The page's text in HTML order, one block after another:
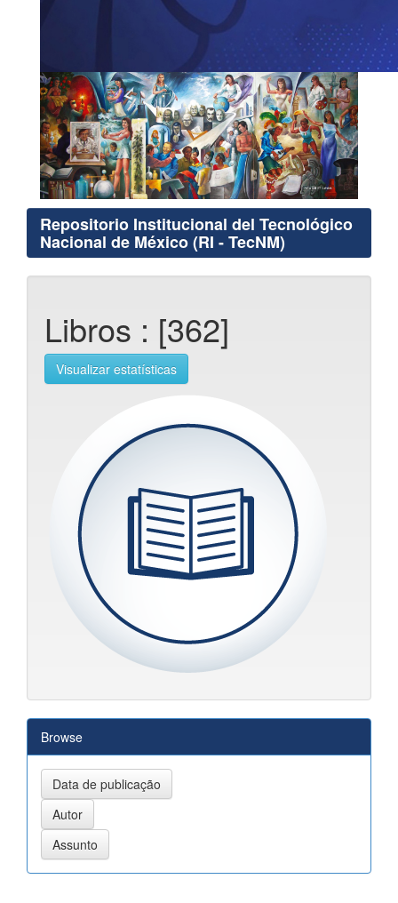
Repositorio Institucional del Tecnológico
Nacional de México (RI - TecNM)
Libros : [362]
Visualizar estatísticas
Browse